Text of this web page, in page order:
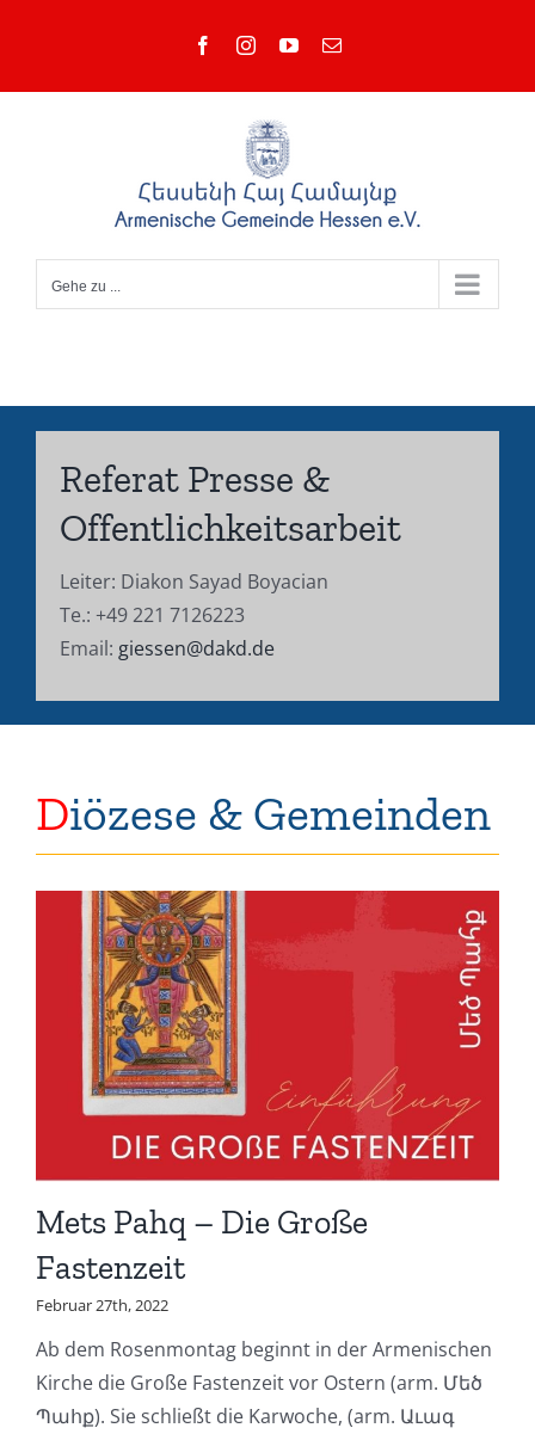
FacebookInstagramYouTube
E-
Gehe zu ...
Referat Presse &
Offentlichkeitsarbeit
Leiter: Diakon Sayad Boyacian
Te.: +49 221 7126223
Email: giessen@dakd.de
Diözese & Gemeinden
Mets Pahq – Die Große
Fastenzeit
Februar 27th, 2022
Ab dem Rosenmontag beginnt in der Armenischen
Kirche die Große Fastenzeit vor Ostern (arm. Մեծ
Պահք). Sie schließt die Karwoche, (arm. Աւագ